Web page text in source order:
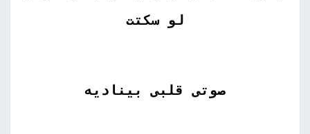
لو سكتت
صوتى قلبى بيناديه